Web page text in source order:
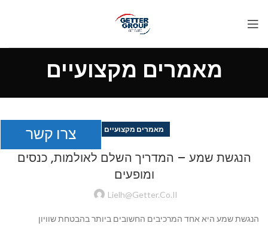
מאמרים מקצועיים
מאמרים מקצועיים
הנגשת שמע – המדריך השלם לאולמות, כנסים
ומופעים
Lielh@getter.co.il
הנגשת שמע היא אחד המרכיבים החשובים ביותר בהבטחת שוויון
צרו קשר